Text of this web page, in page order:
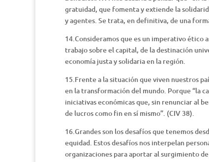
gratuidad, que fomenta y extiende la
y agentes. Se trata, en definitiva, de una
14.Consideramos que es un imperativo ético
trabajo sobre el capital, de la destinación
economía justa y solidaria en la región.
15.Frente a la situación que viven nuestros
en la transformación del mundo. Porque “la
iniciativas económicas que, sin renunciar al
de lucros como fin en sí mismo”. (CIV 38).
16.Grandes son los desafíos que tenemos
equidad. Estos desafíos nos interpelan
organizaciones para aportar al surgimiento